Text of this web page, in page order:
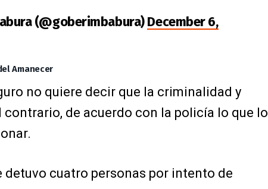
(@goberimbabura)December 6,
Amanecer
no quiere decir que la criminalidad y
de acuerdo con la policía lo que lo
detuvo cuatro personas por intento de